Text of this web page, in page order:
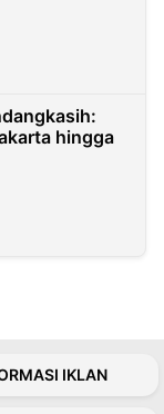
hingga
IKLAN